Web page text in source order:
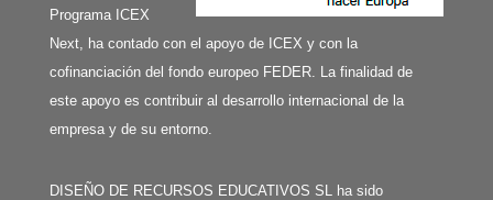
Programa ICEX
Next, ha contado con el apoyo de ICEX y con la
cofinanciación del fondo europeo FEDER. La finalidad de
este apoyo es contribuir al desarrollo internacional de la
empresa y de su entorno.
DISEÑO DE RECURSOS EDUCATIVOS SL ha sido